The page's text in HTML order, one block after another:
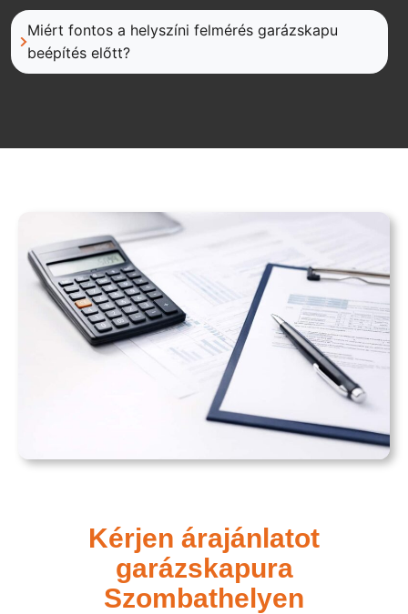
Miért fontos a helyszíni felmérés garázskapu
beépítés előtt?
Kérjen árajánlatot
garázskapura
Szombathelyen